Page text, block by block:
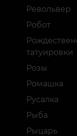
Револьвер
Робот
татуировки
Розы
Ромашка
Русалка
Рыба
Рыцарь